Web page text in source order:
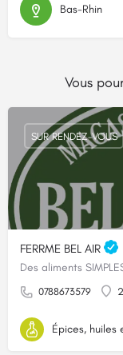
Bas-Rhin
Vous
FERRME BEL AIR
Des aliments
0788673579
SUR RENDEZ-VOUS
Épices, huiles